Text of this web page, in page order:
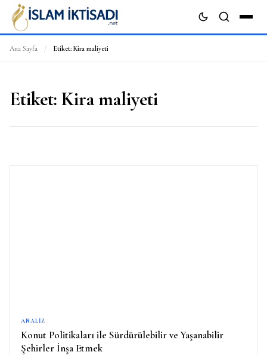
Ana Sayfa / Etiket: Kira maliyeti
Etiket: Kira maliyeti
ANALIZ
Konut Politikaları ile Sürdürülebilir ve Yaşanabilir
Şehirler İnşa Etmek